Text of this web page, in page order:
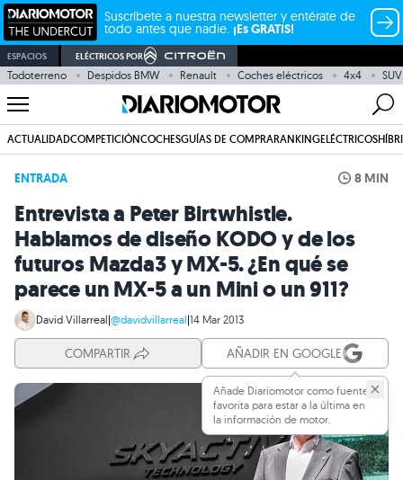
Suscríbete a nuestra newsletter y entérate de
todo antes que nadie. ¡Es GRATIS!
ESPACIOS ELÉCTRICOS POR
Todoterreno Despidos BMW Renault Coches eléctricos 4x4 SUV
ACTUALIDADCOMPETICIÓNCOCHESGUÍAS DE COMPRARANKINGELÉCTRICOS
ENTRADA 8 MIN
Entrevista a Peter Birtwhistle.
Hablamos de diseño KODO y de los
futuros Mazda3 y MX-5. ¿En qué se
parece un MX-5 a un Mini o un 911?
David Villarreal|@davidvillarreal|14 Mar 2013
COMPARTIR AÑADIR EN GOOGLE
Añade Diariomotor como fuente
favorita para estar a la última en
la información de motor.